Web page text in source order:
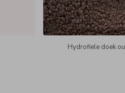
Hydrofiele doek